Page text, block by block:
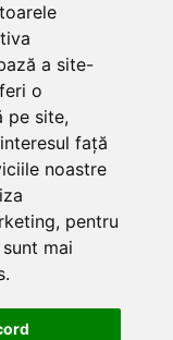
a site-
o
pe site,
față
noastre
, pentru
mai
.